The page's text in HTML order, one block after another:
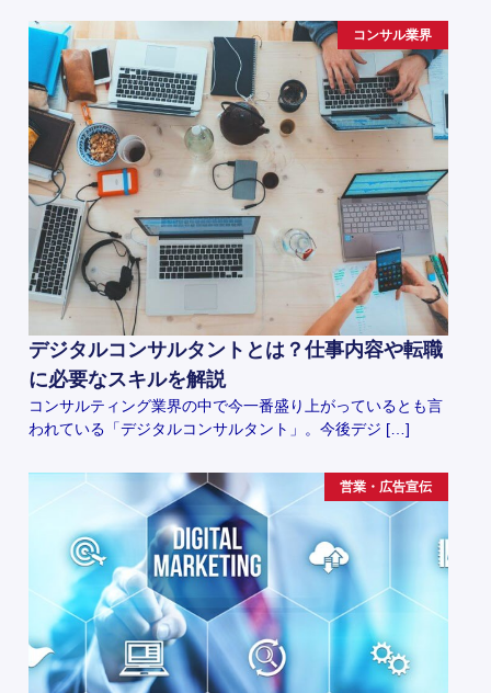
コンサル業界
デジタルコンサルタントとは？仕事内容や転職
に必要なスキルを解説
コンサルティング業界の中で今一番盛り上がっているとも言
われている「デジタルコンサルタント」。今後デジ […]
営業・広告宣伝